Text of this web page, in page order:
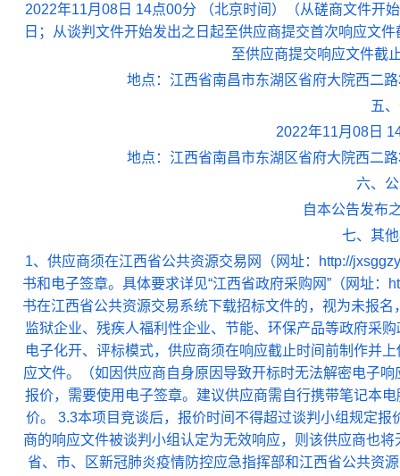
2022年11月08日 14点00分 （北京时间）（从磋商文件开
日；从谈判文件开始发出之日起至供应商提交首次响应文
至供应商提交响应文件截
地点：江西省南昌市东湖区省府大院西二
五
2022年11月08日
地点：江西省南昌市东湖区省府大院西二
六、
自本公告发布
七、其
1、供应商须在江西省公共资源交易网（网址：http://
书和电子签章。具体要求详见“江西省政府采购网”（网址
书在江西省公共资源交易系统下载招标文件的，视为未报
监狱企业、残疾人福利性企业、节能、环保产品等政府采
电子化开、评标模式，供应商须在响应截止时间前制作并
应文件。（如因供应商自身原因导致开标时无法解密电子
报价，需要使用电子签章。建议供应商需自行携带笔记本
价。 3.3本项目竞谈后，报价时间不得超过谈判小组规定
商的响应文件被谈判小组认定为无效响应，则该供应商也
省、市、区新冠肺炎疫情防控应急指挥部和江西省公共资